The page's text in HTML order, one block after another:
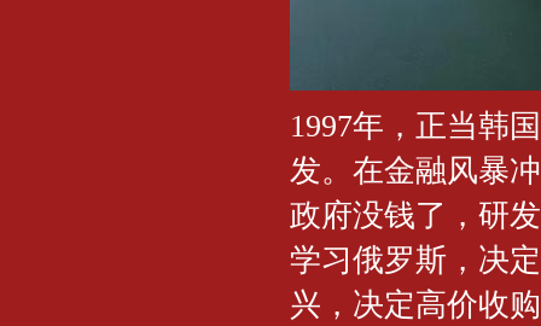
1997年，正当韩
发。在金融风暴
政府没钱了，研
学习俄罗斯，决
兴，决定高价收